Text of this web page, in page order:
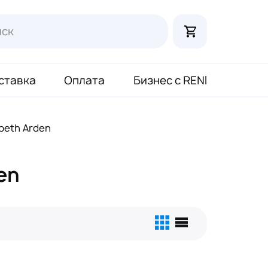
Оплата Бизнес с RENI
Arden